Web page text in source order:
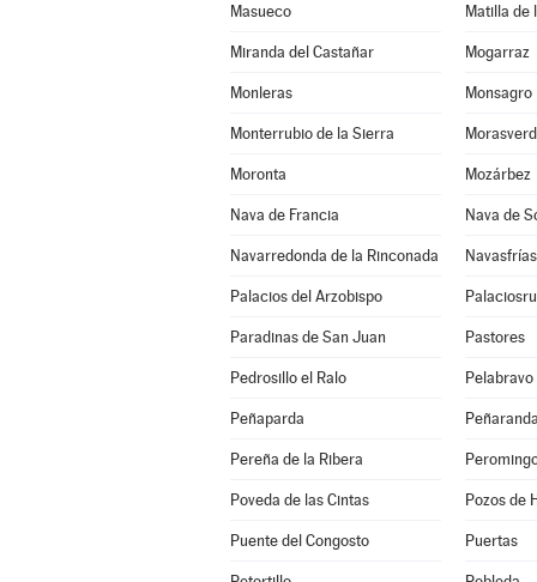
Masueco Matilla de
Miranda del Castañar Mogarraz
Monleras Monsagro
Monterrubio de la Sierra
Moronta Mozárbez
Nava de Francia Nava de
Navarredonda de la Rinconada Navasfrías
Palacios del Arzobispo
Paradinas de San Juan Pastores
Pedrosillo el Ralo Pelabravo
Peñaparda
Pereña de la Ribera
Poveda de las Cintas Pozos de
Puente del Congosto Puertas